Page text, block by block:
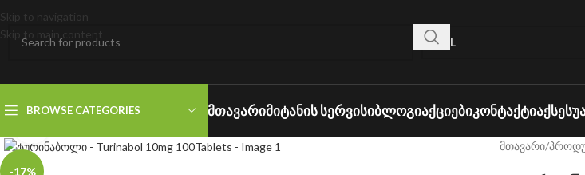
Skip to navigation
Skip to main content
BROWSE CATEGORIES ᲛᲗᲐᲕᲐᲠᲘᲛᲘᲢᲐᲜᲘᲡ ᲡᲔᲠᲕᲘᲡᲘᲑᲚᲝᲒᲘᲐᲥᲪᲘᲔᲑᲘᲙᲝᲜᲢᲐᲥᲢᲘ
-17%
მთავარი/